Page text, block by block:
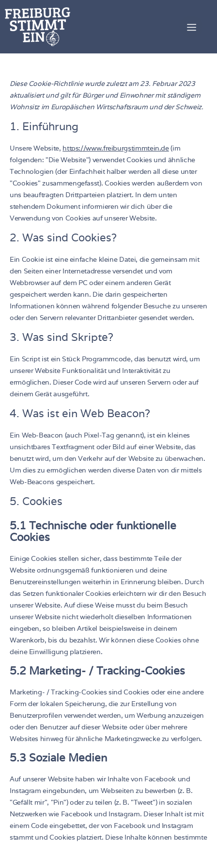
Diese Cookie-Richtlinie wurde zuletzt am 23. Februar 2023
aktualisiert und gilt für Bürger und Einwohner mit ständigem
Wohnsitz im Europäischen Wirtschaftsraum und der Schweiz.
1. Einführung
Unsere Website, https://www.freiburgstimmtein.de(im
folgenden: "Die Website") verwendet Cookies und ähnliche
Technologien (der Einfachheit halber werden all diese unter
"Cookies" zusammengefasst). Cookies werden außerdem von
uns beauftragten Drittparteien platziert. In dem unten
stehendem Dokument informieren wir dich über die
Verwendung von Cookies auf unserer Website.
2. Was sind Cookies?
Ein Cookie ist eine einfache kleine Datei, die gemeinsam mit
den Seiten einer Internetadresse versendet und vom
Webbrowser auf dem PC oder einem anderen Gerät
gespeichert werden kann. Die darin gespeicherten
Informationen können während folgender Besuche zu unseren
oder den Servern relevanter Drittanbieter gesendet werden.
3. Was sind Skripte?
Ein Script ist ein Stück Programmcode, das benutzt wird, um
unserer Website Funktionalität und Interaktivität zu
ermöglichen. Dieser Code wird auf unseren Servern oder auf
deinem Gerät ausgeführt.
4. Was ist ein Web Beacon?
Ein Web-Beacon (auch Pixel-Tag genannt), ist ein kleines
unsichtbares Textfragment oder Bild auf einer Website, das
benutzt wird, um den Verkehr auf der Website zu überwachen.
Um dies zu ermöglichen werden diverse Daten von dir mittels
Web-Beacons gespeichert.
5. Cookies
5.1 Technische oder funktionelle
Cookies
Einige Cookies stellen sicher, dass bestimmte Teile der
Website ordnungsgemäß funktionieren und deine
Benutzereinstellungen weiterhin in Erinnerung bleiben. Durch
das Setzen funktionaler Cookies erleichtern wir dir den Besuch
unserer Website. Auf diese Weise musst du beim Besuch
unserer Website nicht wiederholt dieselben Informationen
eingeben, so bleiben Artikel beispielsweise in deinem
Warenkorb, bis du bezahlst. Wir können diese Cookies ohne
deine Einwilligung platzieren.
5.2 Marketing- / Tracking-Cookies
Marketing- / Tracking-Cookies sind Cookies oder eine andere
Form der lokalen Speicherung, die zur Erstellung von
Benutzerprofilen verwendet werden, um Werbung anzuzeigen
oder den Benutzer auf dieser Website oder über mehrere
Websites hinweg für ähnliche Marketingzwecke zu verfolgen.
5.3 Soziale Medien
Auf unserer Website haben wir Inhalte von Facebook und
Instagram eingebunden, um Webseiten zu bewerben (z. B.
"Gefällt mir", "Pin") oder zu teilen (z. B. "Tweet") in sozialen
Netzwerken wie Facebook und Instagram. Dieser Inhalt ist mit
einem Code eingebettet, der von Facebook und Instagram
stammt und Cookies platziert. Diese Inhalte können bestimmte